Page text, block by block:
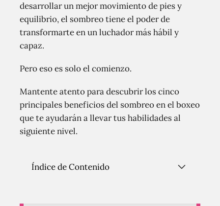
desarrollar un mejor movimiento de pies y
equilibrio, el sombreo tiene el poder de
transformarte en un luchador más hábil y
capaz.
Pero eso es solo el comienzo.
Mantente atento para descubrir los cinco
principales beneficios del sombreo en el boxeo
que te ayudarán a llevar tus habilidades al
siguiente nivel.
Índice de Contenido